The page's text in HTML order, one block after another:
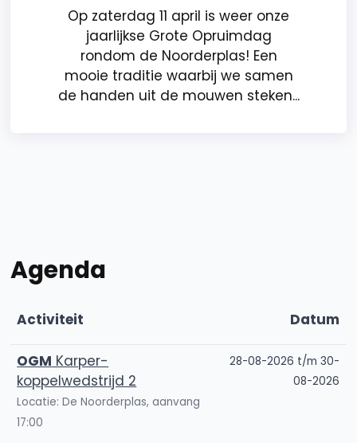
Op zaterdag 11 april is weer onze
jaarlijkse Grote Opruimdag
rondom de Noorderplas! Een
mooie traditie waarbij we samen
de handen uit de mouwen steken...
Agenda
Activiteit Datum
OGM Karper-
koppelwedstrijd 2
Locatie: De Noorderplas, aanvang
17:00
28-08-2026 t/m 30-
08-2026